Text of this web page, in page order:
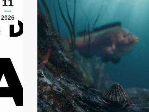
11
2026